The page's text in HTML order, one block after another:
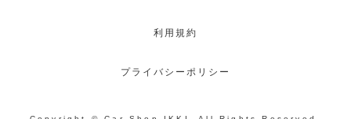
利用規約
プライバシーポリシー